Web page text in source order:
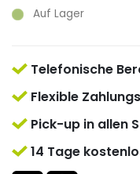
Auf Lager
Telefonische
Flexible
Pick-up in allen
14 Tage